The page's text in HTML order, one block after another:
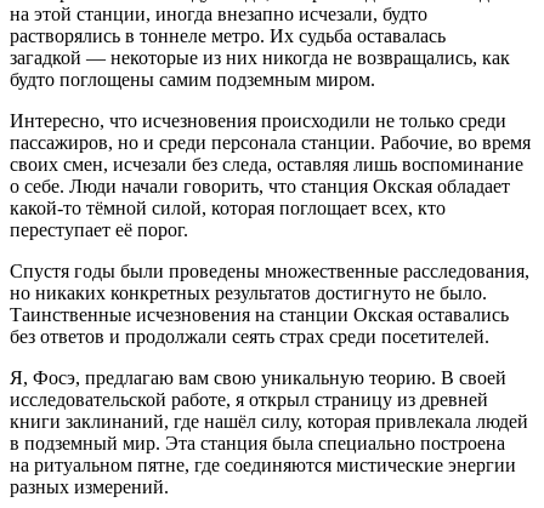
на этой станции, иногда внезапно исчезали, будто
растворялись в тоннеле метро. Их судьба оставалась
загадкой — некоторые из них никогда не возвращались, как
будто поглощены самим подземным миром.
Интересно, что исчезновения происходили не только среди
пассажиров, но и среди персонала станции. Рабочие, во время
своих смен, исчезали без следа, оставляя лишь воспоминание
о себе. Люди начали говорить, что станция Окская обладает
какой-то тёмной силой, которая поглощает всех, кто
переступает её порог.
Спустя годы были проведены множественные расследования,
но никаких конкретных результатов достигнуто не было.
Таинственные исчезновения на станции Окская оставались
без ответов и продолжали сеять страх среди посетителей.
Я, Фосэ, предлагаю вам свою уникальную теорию. В своей
исследовательской работе, я открыл страницу из древней
книги заклинаний, где нашёл силу, которая привлекала людей
в подземный мир. Эта станция была специально построена
на ритуальном пятне, где соединяются мистические энергии
разных измерений.